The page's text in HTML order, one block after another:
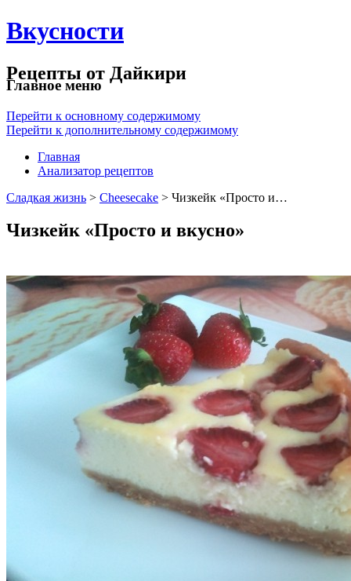
Вкусности
Рецепты от Дайкири
Главное меню
Перейти к основному содержимому
Перейти к дополнительному содержимому
Главная
Анализатор рецептов
Сладкая жизнь > Cheesecake > Чизкейк «Просто и…
Чизкейк «Просто и вкусно»